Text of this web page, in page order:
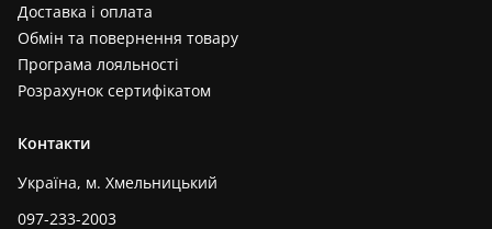
Доставка і оплата
Обмін та повернення товару
Програма лояльності
Розрахунок сертифікатом
Контакти
Україна, м. Хмельницький
097-233-2003